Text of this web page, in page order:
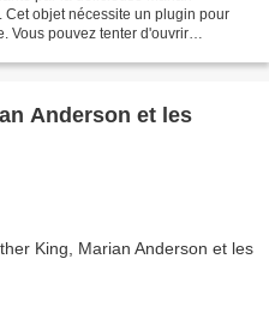
Cet objet nécessite un plugin pour
Vous pouvez tenter d'ouvrir
Anderson et les